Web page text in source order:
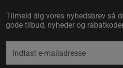
Tilmeld dig vores nyhedsbrev så
gode tilbud, nyheder og